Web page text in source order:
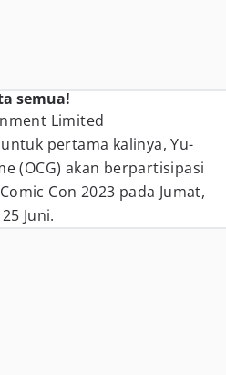
semua!
Limited
pertama kalinya, Yu-
(OCG) akan berpartisipasi
Con 2023 pada Jumat,
Juni.